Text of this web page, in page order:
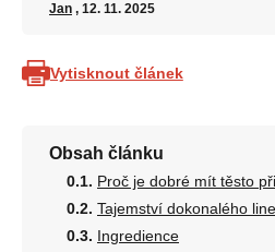
Jan , 12. 11. 2025
Vytisknout článek
Obsah článku
Proč je dobré mít těsto
Tajemství dokonalého
Ingredience